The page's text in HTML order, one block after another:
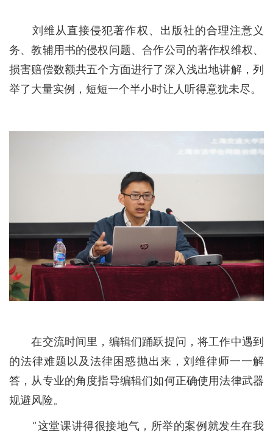
刘维从直接侵犯著作权、出版社的合理注意义
务、教辅用书的侵权问题、合作公司的著作权维权、
损害赔偿数额共五个方面进行了深入浅出地讲解，列
举了大量实例，短短一个半小时让人听得意犹未尽。
在交流时间里，编辑们踊跃提问，将工作中遇到
的法律难题以及法律困惑抛出来，刘维律师一一解
答，从专业的角度指导编辑们如何正确使用法律武器
规避风险。
“这堂课讲得很接地气，所举的案例就发生在我